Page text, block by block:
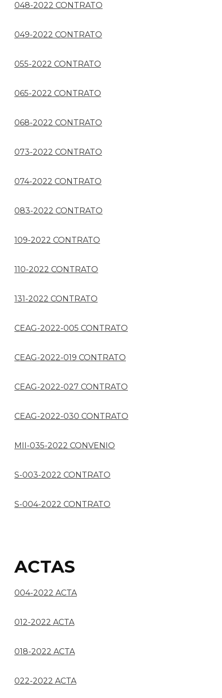
048-2022 CONTRATO
049-2022 CONTRATO
055-2022 CONTRATO
065-2022 CONTRATO
068-2022 CONTRATO
073-2022 CONTRATO
074-2022 CONTRATO
083-2022 CONTRATO
109-2022 CONTRATO
110-2022 CONTRATO
131-2022 CONTRATO
CEAG-2022-005 CONTRATO
CEAG-2022-019 CONTRATO
CEAG-2022-027 CONTRATO
CEAG-2022-030 CONTRATO
MII-035-2022 CONVENIO
S-003-2022 CONTRATO
S-004-2022 CONTRATO
ACTAS
004-2022 ACTA
012-2022 ACTA
018-2022 ACTA
022-2022 ACTA